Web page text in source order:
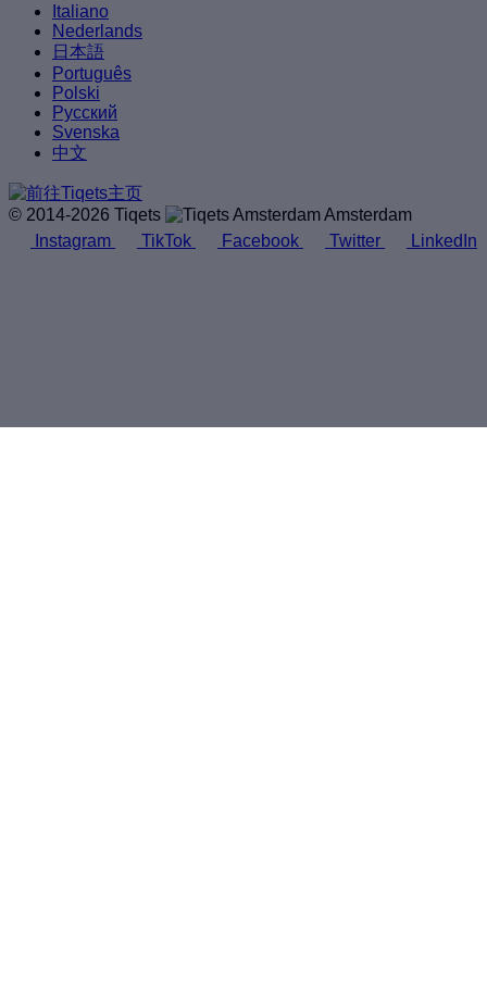
Italiano
Nederlands
日本語
Português
Polski
Русский
Svenska
中文
© 2014-2026 Tiqets
Amsterdam
Instagram
TikTok Facebook Twitter LinkedIn